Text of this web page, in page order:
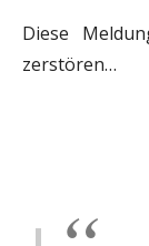
Diese
zerstören…